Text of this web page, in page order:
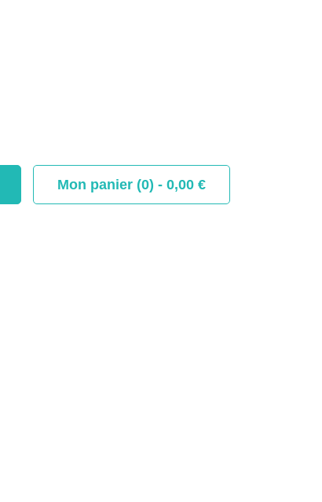
Mon panier (0) - 0,00 €